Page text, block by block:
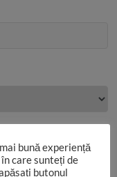
bună experiență
care sunteți de
butonul